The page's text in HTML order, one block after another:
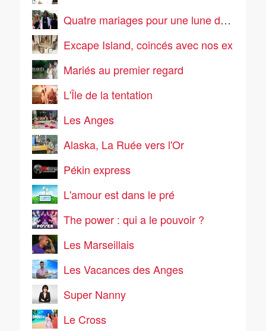
Quatre mariages pour une lune de miel
Excape Island, coincés avec nos ex
Mariés au premier regard
L'Île de la tentation
Les Anges
Alaska, La Ruée vers l'Or
Pékin express
L'amour est dans le pré
The power : qui a le pouvoir ?
Les Marseillais
Les Vacances des Anges
Super Nanny
Le Cross